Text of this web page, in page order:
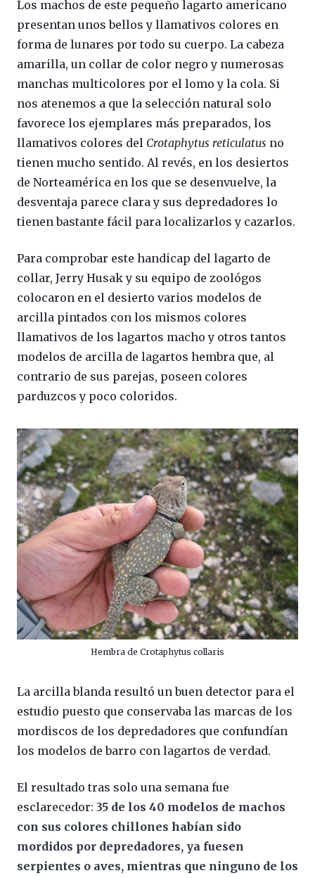
Los machos de este pequeño lagarto americano
presentan unos bellos y llamativos colores en
forma de lunares por todo su cuerpo. La cabeza
amarilla, un collar de color negro y numerosas
manchas multicolores por el lomo y la cola. Si
nos atenemos a que la selección natural solo
favorece los ejemplares más preparados, los
llamativos colores del Crotaphytus reticulatus no
tienen mucho sentido. Al revés, en los desiertos
de Norteamérica en los que se desenvuelve, la
desventaja parece clara y sus depredadores lo
tienen bastante fácil para localizarlos y cazarlos.
Para comprobar este handicap del lagarto de
collar, Jerry Husak y su equipo de zoológos
colocaron en el desierto varios modelos de
arcilla pintados con los mismos colores
llamativos de los lagartos macho y otros tantos
modelos de arcilla de lagartos hembra que, al
contrario de sus parejas, poseen colores
parduzcos y poco coloridos.
Hembra de Crotaphytus collaris
La arcilla blanda resultó un buen detector para el
estudio puesto que conservaba las marcas de los
mordiscos de los depredadores que confundían
los modelos de barro con lagartos de verdad.
El resultado tras solo una semana fue
esclarecedor: 35 de los 40 modelos de machos
con sus colores chillones habían sido
mordidos por depredadores, ya fuesen
serpientes o aves, mientras que ninguno de los